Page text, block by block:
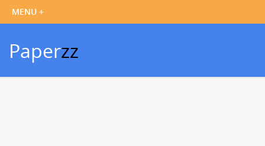
Paperzz